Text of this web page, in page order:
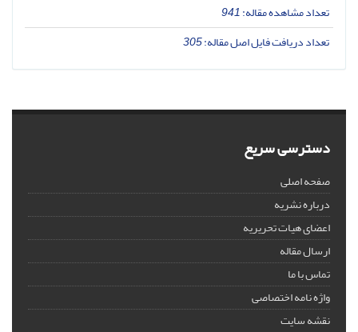
تعداد مشاهده مقاله:941
تعداد دریافت فایل اصل مقاله:305
دسترسی سریع
صفحه اصلی
درباره نشریه
اعضای هیات تحریریه
ارسال مقاله
تماس با ما
واژه نامه اختصاصی
نقشه سایت